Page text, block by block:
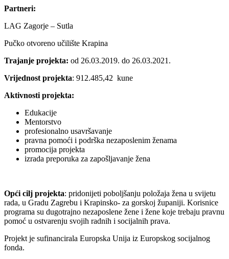
Partneri:
LAG Zagorje – Sutla
Pučko otvoreno učilište Krapina
Trajanje projekta: od 26.03.2019. do 26.03.2021.
Vrijednost projekta: 912.485,42 kune
Aktivnosti projekta:
Edukacije
Mentorstvo
profesionalno usavršavanje
pravna pomoći i podrška nezaposlenim ženama
promocija projekta
izrada preporuka za zapošljavanje žena
Opći cilj projekta: pridonijeti poboljšanju položaja žena u svijetu
rada, u Gradu Zagrebu i Krapinsko- za gorskoj županiji. Korisnice
programa su dugotrajno nezaposlene žene i žene koje trebaju pravnu
pomoć u ostvarenju svojih radnih i socijalnih prava.
Projekt je sufinancirala Europska Unija iz Europskog socijalnog
fonda.